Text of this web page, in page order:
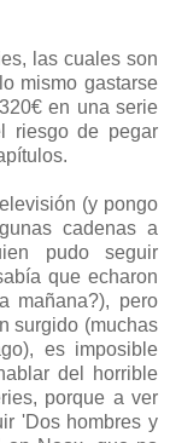
las cuales son
mismo gastarse
en una serie
riesgo de pegar
(y pongo
cadenas a
pudo seguir
que echaron
mañana?), pero
surgido (muchas
es imposible
del horrible
porque a ver
'Dos hombres y